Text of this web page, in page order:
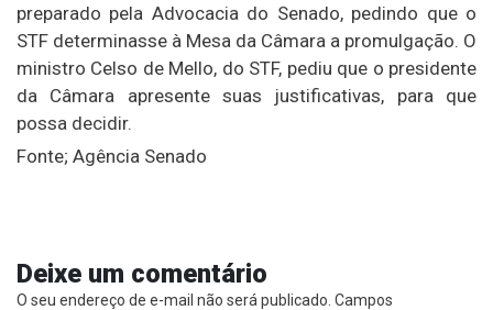
preparado pela Advocacia do Senado, pedindo que o
STF determinasse à Mesa da Câmara a promulgação. O
ministro Celso de Mello, do STF, pediu que o presidente
da Câmara apresente suas justificativas, para que
possa decidir.
Fonte; Agência Senado
Deixe um comentário
O seu endereço de e-mail não será publicado. Campos